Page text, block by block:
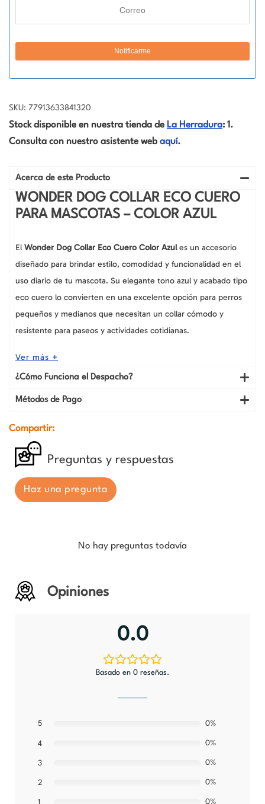
SKU: 77913633841320
Stock disponible en nuestra tienda de La Herradura: 1.
Consulta con nuestro asistente web aquí.
Acerca de este Producto
WONDER DOG COLLAR ECO CUERO
PARA MASCOTAS – COLOR AZUL
El Wonder Dog Collar Eco Cuero Color Azules un accesorio
diseñado para brindar estilo, comodidad y funcionalidad en el
uso diario de tu mascota. Su elegante tono azul y acabado tipo
eco cuero lo convierten en una excelente opción para perros
pequeños y medianos que necesitan un collar cómodo y
resistente para paseos y actividades cotidianas.
Ver más +
¿Cómo Funciona el Despacho?
Métodos de Pago
Compartir:
Preguntas y respuestas
Haz una pregunta
No hay preguntas todavía
Opiniones
0.0
Basado en 0 reseñas.
5 0%
4 0%
3 0%
2 0%
1 0%